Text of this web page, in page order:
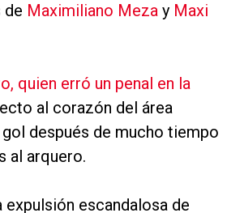
de Maximiliano Meza y Maxi
quien erró un penal en la
al corazón del área
después de mucho tiempo
al arquero.
escandalosa de